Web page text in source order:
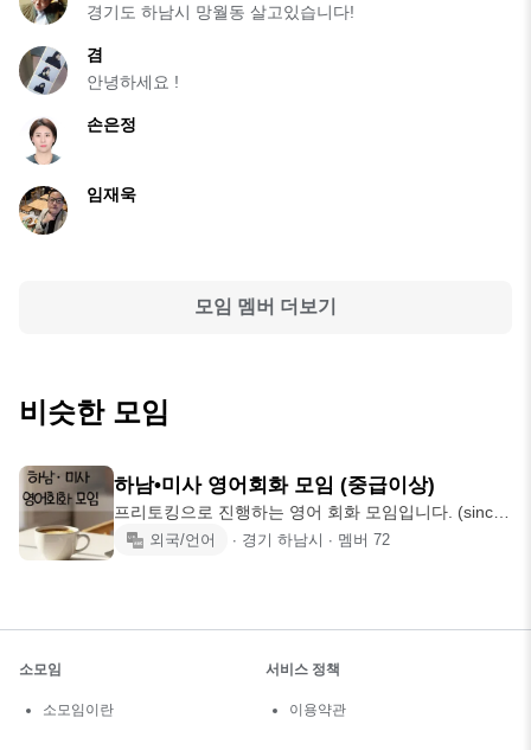
경기도 하남시 망월동 살고있습니다!
겸
안녕하세요 !
손은정
임재욱
모임 멤버 더보기
비슷한 모임
하남•미사 영어회화 모임 (중급이상)
프리토킹으로 진행하는 영어 회화 모임입니다. (since
2023.02)외국/언어 ∙ 경기 하남시 ∙ 멤버 72
소모임
소모임이란
서비스 정책
이용약관